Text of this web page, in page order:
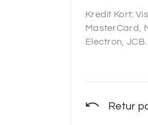
Kredit Kort:
MasterCard,
Electron, JCB.
Retur